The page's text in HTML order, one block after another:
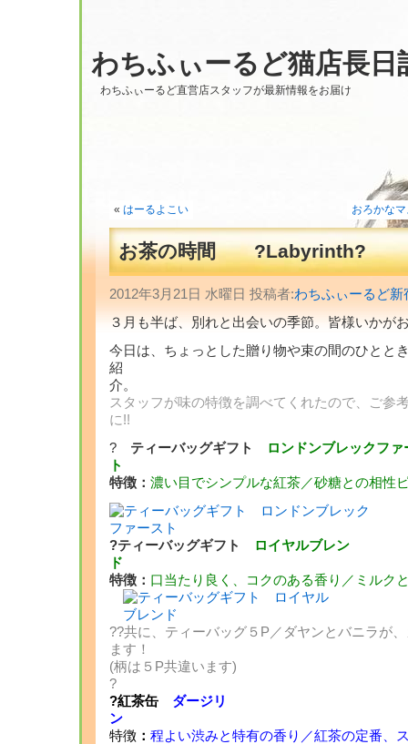
わちふぃーるど猫店長日
わちふぃーるど直営店スタッフが最新情報をお届け
« はーるよこい おろかな
お茶の時間 ?Labyrinth?
2012年3月21日 水曜日 投稿者:わちふぃーるど
３月も半ば、別れと出会いの季節。皆様いかが
今日は、ちょっとした贈り物や束の間のひとと
紹
スタッフが味の特徴を調べてくれたので、ご参
に!!
? ティーバッグギフト
ロンドンブレックファ
ト
特徴： 濃い目でシンプルな紅茶／砂糖との相性
?ティーバッグギフト
ロイヤルブレン
特徴： 口当たり良く、コクのある香り／ミル
??共に、ティーバッグ５P／ダヤンとバニラが
ます
(柄は５P共違います)
?
?紅茶缶 ダージリ
ン
特徴 ： 程よい渋みと特有の香り／紅茶の定番、